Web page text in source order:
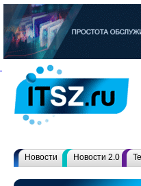
Новости Новости 2.0